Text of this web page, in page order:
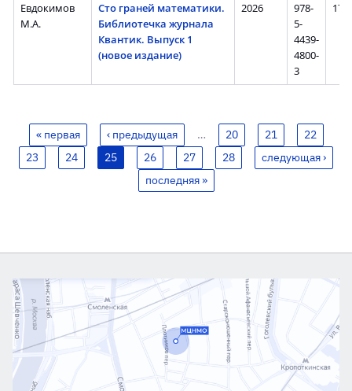
Евдокимов
М.А.
Сто граней математики.
Библиотечка журнала
Квантик. Выпуск 1
(новое издание)
2026
978-
5-
4439-
4800-
3
176
« первая ‹ предыдущая … 20 21
22
23
24 25 26 27 28
следующая ›
последняя »